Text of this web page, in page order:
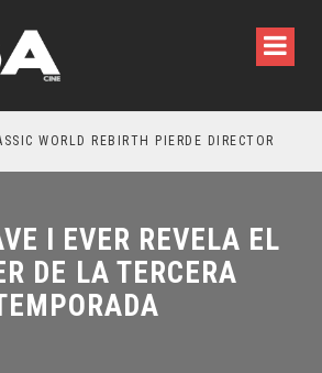
WORLD REBIRTH PIERDE DIRECTOR
I EVER REVELA EL
DE LA TERCERA